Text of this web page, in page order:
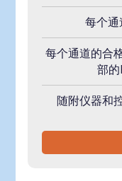
每个
每个通道的合
部
随附仪器和